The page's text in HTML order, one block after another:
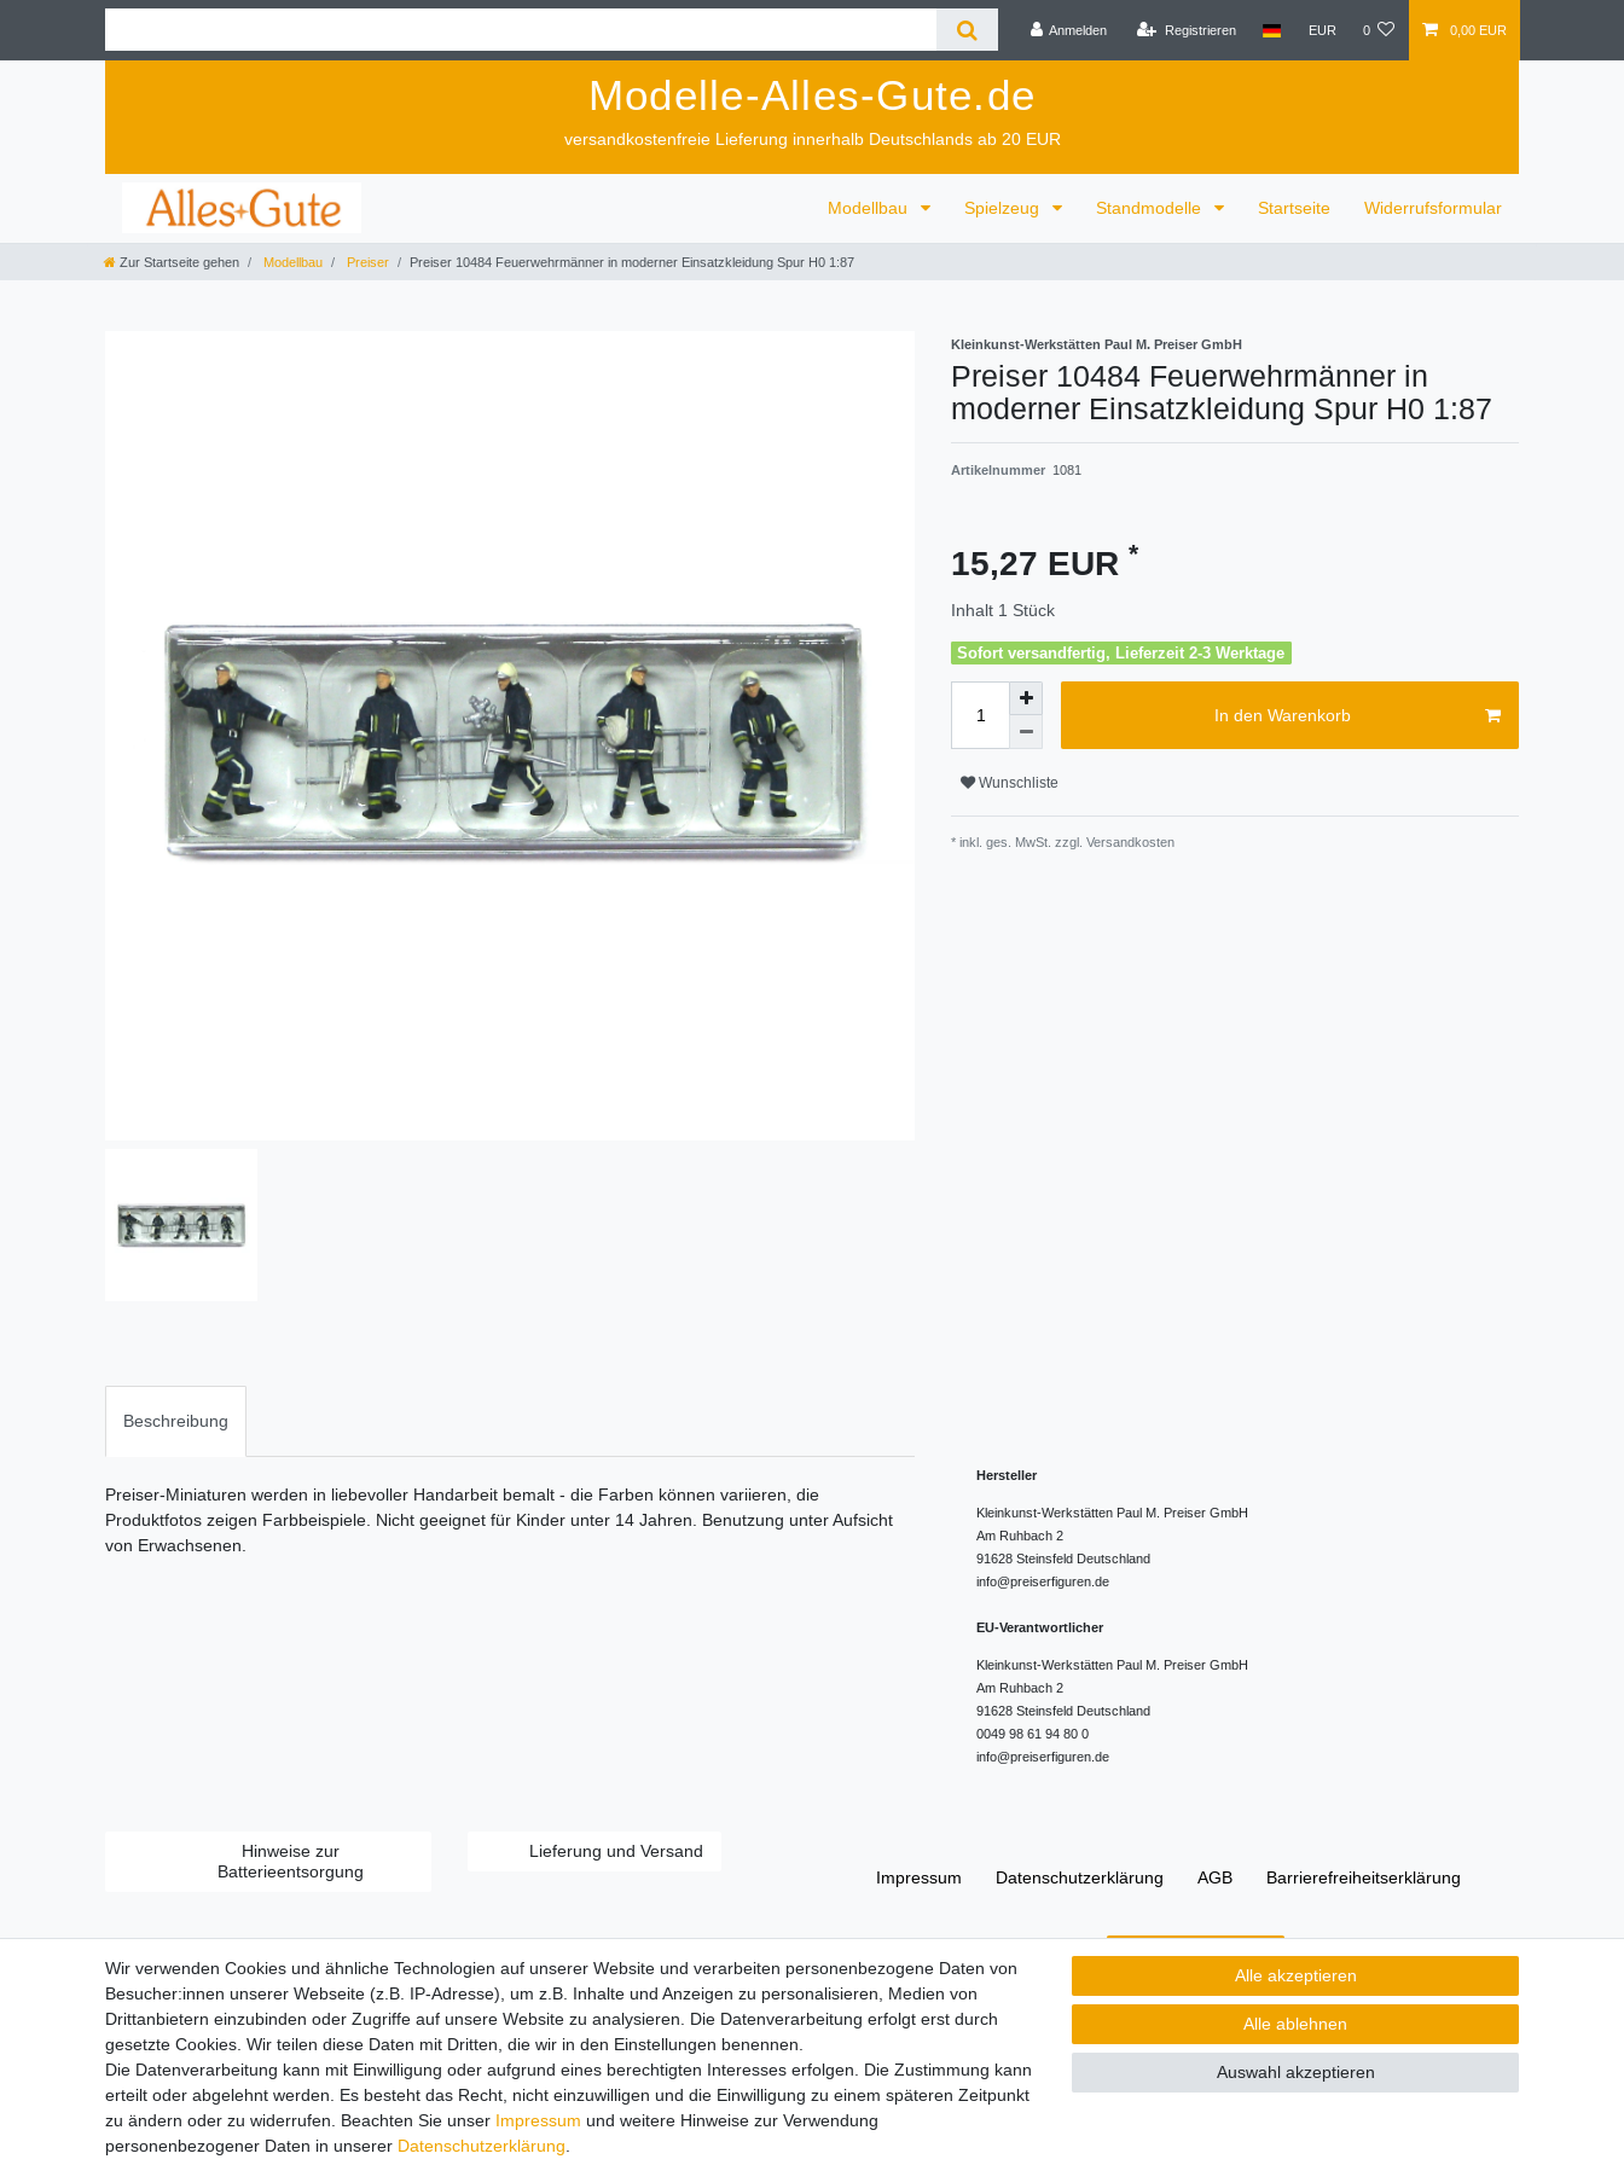
Anmelden Registrieren EUR 0 0,00 EUR
Modelle-Alles-Gute.de
versandkostenfreie Lieferung innerhalb Deutschlands ab 20 EUR
Modellbau Spielzeug Standmodelle Startseite Widerrufsformular
Zur Startseite gehen Modellbau Preiser Preiser 10484 Feuerwehrmänner in moderner Einsatzkleidung Spur H0 1:87
Kleinkunst-Werkstätten Paul M. Preiser GmbH
Preiser 10484 Feuerwehrmänner in
moderner Einsatzkleidung Spur H0 1:87
Artikelnummer 1081
15,27 EUR *
Inhalt 1 Stück
Sofort versandfertig, Lieferzeit 2-3 Werktage
In den Warenkorb
Wunschliste
* inkl. ges. MwSt. zzgl. Versandkosten
Beschreibung
Preiser-Miniaturen werden in liebevoller Handarbeit bemalt - die Farben können variieren, die
Produktfotos zeigen Farbbeispiele. Nicht geeignet für Kinder unter 14 Jahren. Benutzung unter Aufsicht
von Erwachsenen.
Hersteller
Kleinkunst-Werkstätten Paul M. Preiser GmbH
Am Ruhbach 2
91628 Steinsfeld Deutschland
info@preiserfiguren.de
EU-Verantwortlicher
Kleinkunst-Werkstätten Paul M. Preiser GmbH
Am Ruhbach 2
91628 Steinsfeld Deutschland
0049 98 61 94 80 0
info@preiserfiguren.de
Hinweise zur
Batterieentsorgung
Lieferung und Versand
Impressum
Daten­schutz­erklärung AGB Barrierefreiheitserklärung
Widerrufs­recht Vertrag widerrufen Kontakt
Zahlungsarten:
Wir verwenden Cookies und ähnliche Technologien auf unserer Website und verarbeiten personenbezogene Daten von
Besucher:innen unserer Webseite (z.B. IP-Adresse), um z.B. Inhalte und Anzeigen zu personalisieren, Medien von
Drittanbietern einzubinden oder Zugriffe auf unsere Website zu analysieren. Die Datenverarbeitung erfolgt erst durch
gesetzte Cookies. Wir teilen diese Daten mit Dritten, die wir in den Einstellungen benennen.
Die Datenverarbeitung kann mit Einwilligung oder aufgrund eines berechtigten Interesses erfolgen. Die Zustimmung kann
erteilt oder abgelehnt werden. Es besteht das Recht, nicht einzuwilligen und die Einwilligung zu einem späteren Zeitpunkt
zu ändern oder zu widerrufen. Beachten Sie unser Impressum und weitere Hinweise zur Verwendung
personenbezogener Daten in unserer Daten­schutz­erklärung
Alle akzeptieren
Alle ablehnen
Auswahl akzeptieren